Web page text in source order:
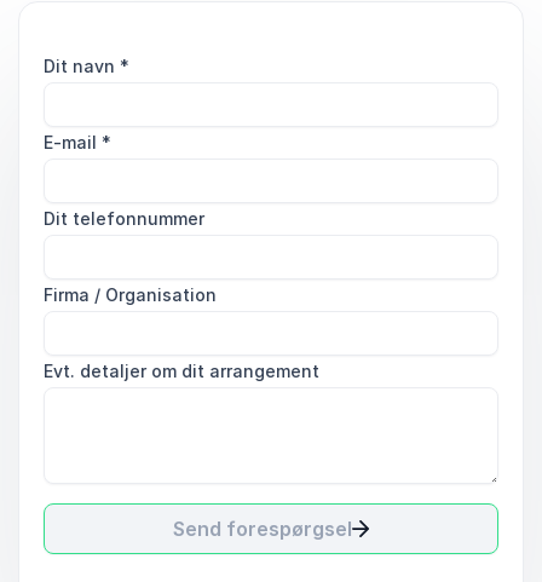
Dit navn *
E-mail *
Dit telefonnummer
Firma / Organisation
Evt. detaljer om dit arrangement
Send forespørgsel